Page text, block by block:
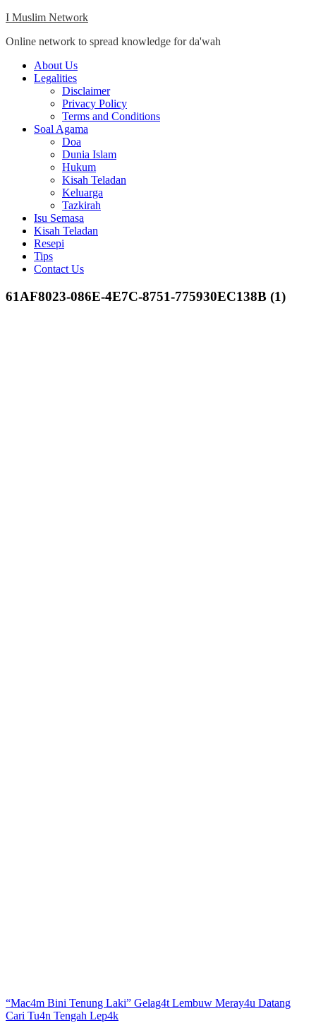
Skip
content
I Muslim Network
Online network to spread knowledge for da'wah
Close
Menu
About Us
Legalities
Disclaimer
Privacy Policy
Terms and Conditions
Soal Agama
Doa
Dunia Islam
Hukum
Kisah Teladan
Keluarga
Tazkirah
Isu Semasa
Kisah Teladan
Resepi
Tips
Contact Us
61AF8023-086E-4E7C-8751-775930EC138B (1)
Post
navigation
“Mac4m Bini Tenung Laki” Gelag4t Lembuw Meray4u Datang
Cari Tu4n Tengah Lep4k